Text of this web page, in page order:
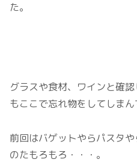
た。
グラスや食材、ワインと確
もここで忘れ物をしてしまん
前回はバゲットやらパスタ
のたもろもろ・・・。